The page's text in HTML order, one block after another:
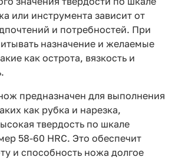
или инструмента зависит от
и потребностей. При
назначение и желаемые
как острота, вязкость и
предназначен для выполнения
как рубка и нарезка,
твердость по шкале
58-60 HRC. Это обеспечит
и способность ножа долгое